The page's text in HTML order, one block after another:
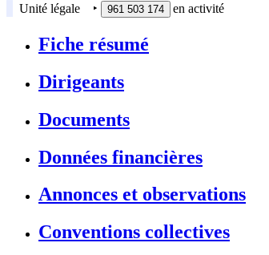
Unité légale ‣ 961 503 174 en activité
Fiche résumé
Dirigeants
Documents
Données financières
Annonces et observations
Conventions collectives